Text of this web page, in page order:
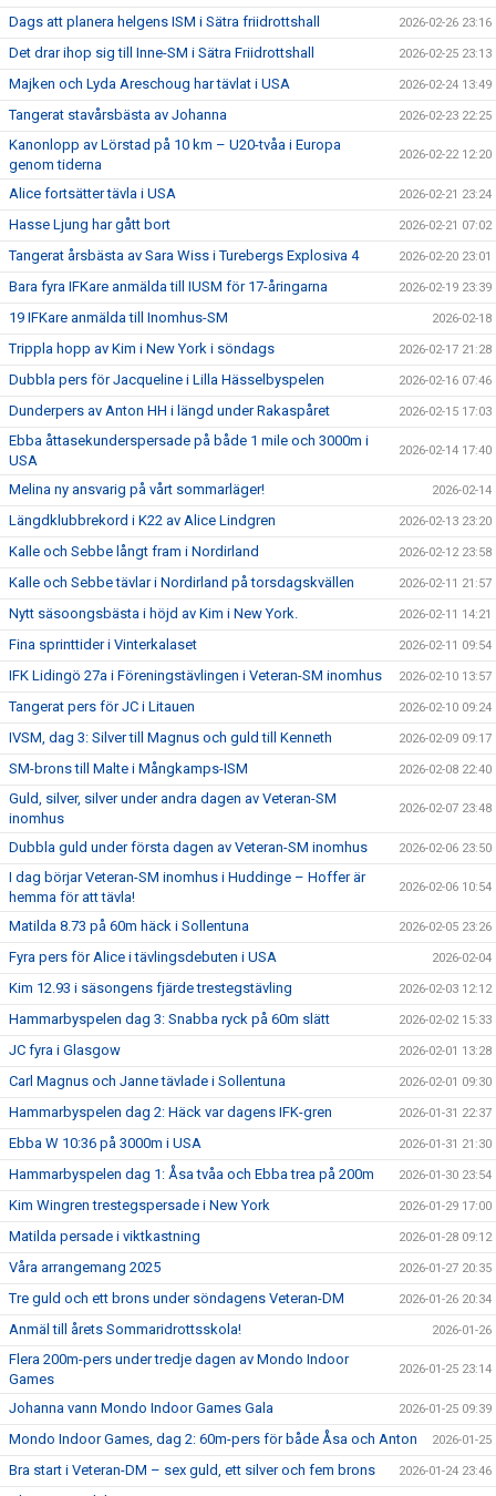
Dags att planera helgens ISM i Sätra friidrottshall 2026-02-26 23:16
Det drar ihop sig till Inne-SM i Sätra Friidrottshall 2026-02-25 23:13
Majken och Lyda Areschoug har tävlat i USA 2026-02-24 13:49
Tangerat stavårsbästa av Johanna 2026-02-23 22:25
Kanonlopp av Lörstad på 10 km – U20-tvåa i Europa
genom tiderna
2026-02-22 12:20
Alice fortsätter tävla i USA 2026-02-21 23:24
Hasse Ljung har gått bort 2026-02-21 07:02
Tangerat årsbästa av Sara Wiss i Turebergs Explosiva 4 2026-02-20 23:01
Bara fyra IFKare anmälda till IUSM för 17-åringarna 2026-02-19 23:39
19 IFKare anmälda till Inomhus-SM 2026-02-18
Trippla hopp av Kim i New York i söndags 2026-02-17 21:28
Dubbla pers för Jacqueline i Lilla Hässelbyspelen 2026-02-16 07:46
Dunderpers av Anton HH i längd under Rakaspåret 2026-02-15 17:03
Ebba åttasekunderspersade på både 1 mile och 3000m i
USA
2026-02-14 17:40
Melina ny ansvarig på vårt sommarläger! 2026-02-14
Längdklubbrekord i K22 av Alice Lindgren 2026-02-13 23:20
Kalle och Sebbe långt fram i Nordirland 2026-02-12 23:58
Kalle och Sebbe tävlar i Nordirland på torsdagskvällen 2026-02-11 21:57
Nytt säsoongsbästa i höjd av Kim i New York. 2026-02-11 14:21
Fina sprinttider i Vinterkalaset 2026-02-11 09:54
IFK Lidingö 27a i Föreningstävlingen i Veteran-SM inomhus 2026-02-10 13:57
Tangerat pers för JC i Litauen 2026-02-10 09:24
IVSM, dag 3: Silver till Magnus och guld till Kenneth 2026-02-09 09:17
SM-brons till Malte i Mångkamps-ISM 2026-02-08 22:40
Guld, silver, silver under andra dagen av Veteran-SM
inomhus
2026-02-07 23:48
Dubbla guld under första dagen av Veteran-SM inomhus 2026-02-06 23:50
I dag börjar Veteran-SM inomhus i Huddinge – Hoffer är
hemma för att tävla!
2026-02-06 10:54
Matilda 8.73 på 60m häck i Sollentuna 2026-02-05 23:26
Fyra pers för Alice i tävlingsdebuten i USA 2026-02-04
Kim 12.93 i säsongens fjärde trestegstävling 2026-02-03 12:12
Hammarbyspelen dag 3: Snabba ryck på 60m slätt 2026-02-02 15:33
JC fyra i Glasgow 2026-02-01 13:28
Carl Magnus och Janne tävlade i Sollentuna 2026-02-01 09:30
Hammarbyspelen dag 2: Häck var dagens IFK-gren 2026-01-31 22:37
Ebba W 10:36 på 3000m i USA 2026-01-31 21:30
Hammarbyspelen dag 1: Åsa tvåa och Ebba trea på 200m 2026-01-30 23:54
Kim Wingren trestegspersade i New York 2026-01-29 17:00
Matilda persade i viktkastning 2026-01-28 09:12
Våra arrangemang 2025 2026-01-27 20:35
Tre guld och ett brons under söndagens Veteran-DM 2026-01-26 20:34
Anmäl till årets Sommaridrottsskola! 2026-01-26
Flera 200m-pers under tredje dagen av Mondo Indoor
Games
2026-01-25 23:14
Johanna vann Mondo Indoor Games Gala 2026-01-25 09:39
Mondo Indoor Games, dag 2: 60m-pers för både Åsa och Anton 2026-01-25
Bra start i Veteran-DM – sex guld, ett silver och fem brons 2026-01-24 23:46